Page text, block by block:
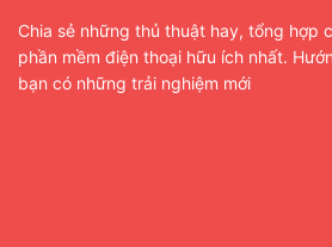
Chia sẻ những thủ thuật hay, tổng hợp
phần mềm điện thoại hữu ích nhất.
bạn có những trải nghiệm mới